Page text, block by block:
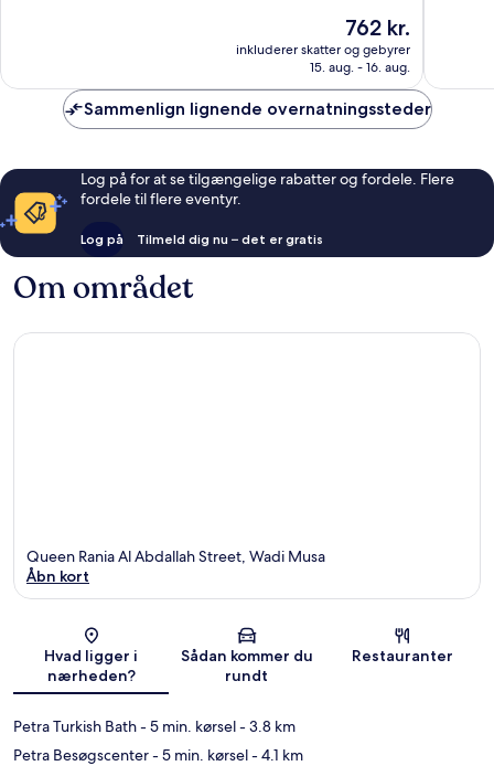
Prisen
er
762 kr.
762 kr.
inkluderer skatter og gebyrer
15. aug. - 16. aug.
Sammenlign lignende overnatningssteder
Log på for at se tilgængelige rabatter og fordele. Flere
fordele til flere eventyr.
Log på Tilmeld dig nu – det er gratis
Om området
Kort
Queen Rania Al Abdallah Street, Wadi Musa
Åbn kort
Hvad ligger i
nærheden?
Sådan kommer du
rundt
Restauranter
Petra Turkish Bath- 5 min. kørsel- 3.8 km
Petra Besøgscenter- 5 min. kørsel- 4.1 km